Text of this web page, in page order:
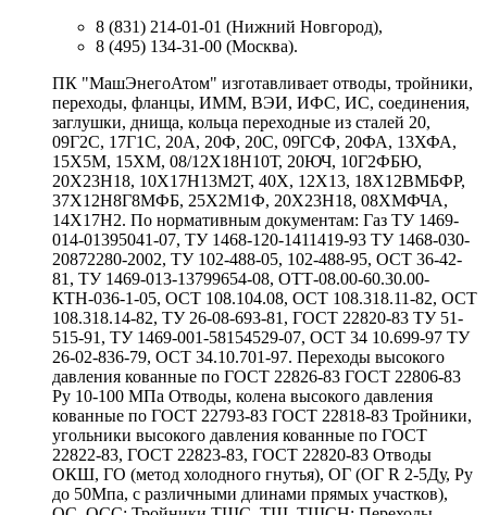
8 (831) 214-01-01 (Нижний Новгород),
8 (495) 134-31-00 (Москва).
ПК "МашЭнегоАтом" изготавливает отводы, тройники,
переходы, фланцы, ИММ, ВЭИ, ИФС, ИС, соединения,
заглушки, днища, кольца переходные из сталей 20,
09Г2С, 17Г1С, 20А, 20Ф, 20С, 09ГСФ, 20ФА, 13ХФА,
15Х5М, 15ХМ, 08/12Х18Н10Т, 20ЮЧ, 10Г2ФБЮ,
20Х23Н18, 10Х17Н13М2Т, 40Х, 12Х13, 18Х12ВМБФР,
37Х12Н8Г8МФБ, 25Х2М1Ф, 20Х23Н18, 08ХМФЧА,
14Х17Н2. По нормативным документам: Газ ТУ 1469-
014-01395041-07, ТУ 1468-120-1411419-93 ТУ 1468-030-
20872280-2002, ТУ 102-488-05, 102-488-95, ОСТ 36-42-
81, ТУ 1469-013-13799654-08, ОТТ-08.00-60.30.00-
КТН-036-1-05, ОСТ 108.104.08, ОСТ 108.318.11-82, ОСТ
108.318.14-82, ТУ 26-08-693-81, ГОСТ 22820-83 ТУ 51-
515-91, ТУ 1469-001-58154529-07, ОСТ 34 10.699-97 ТУ
26-02-836-79, ОСТ 34.10.701-97. Переходы высокого
давления кованные по ГОСТ 22826-83 ГОСТ 22806-83
Ру 10-100 МПа Отводы, колена высокого давления
кованные по ГОСТ 22793-83 ГОСТ 22818-83 Тройники,
угольники высокого давления кованные по ГОСТ
22822-83, ГОСТ 22823-83, ГОСТ 22820-83 Отводы
ОКШ, ГО (метод холодного гнутья), ОГ (ОГ R 2-5Ду, Ру
до 50Мпа, с различными длинами прямых участков),